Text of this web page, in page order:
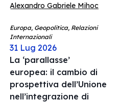
Alexandro Gabriele Mihoc
Europa, Geopolitica, Relazioni
Internazionali
31 Lug 2026
La ‘parallasse’
europea: il cambio di
prospettiva dell’Unione
nell’integrazione di